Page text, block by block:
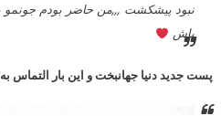
نبود پیشکشت ,,,من حاضر بودم
باش
پست جدید دنیا جهانبخت و این بار